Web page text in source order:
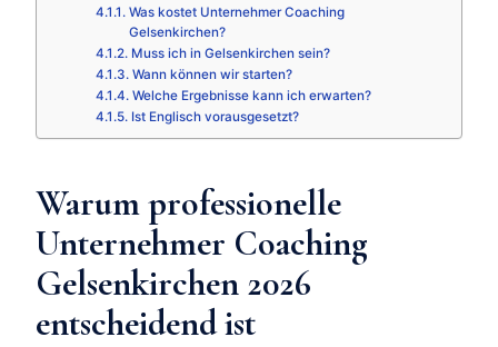
Was kostet Unternehmer Coaching
Gelsenkirchen?
Muss ich in Gelsenkirchen sein?
Wann können wir starten?
Welche Ergebnisse kann ich erwarten?
Ist Englisch vorausgesetzt?
Warum professionelle
Unternehmer Coaching
Gelsenkirchen 2026
entscheidend ist